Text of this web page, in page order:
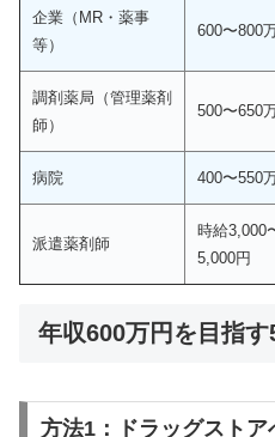
企業（MR・薬事
等）
600〜800
調剤薬局（管理薬剤
師）
500〜650
病院 400〜550
派遣薬剤師
時給3,000
5,000円
年収600万円を目指
方法1：ドラッグストア